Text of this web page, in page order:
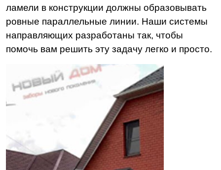
ламели в конструкции должны образовывать
ровные параллельные линии. Наши системы
направляющих разработаны так, чтобы
помочь вам решить эту задачу легко и просто.